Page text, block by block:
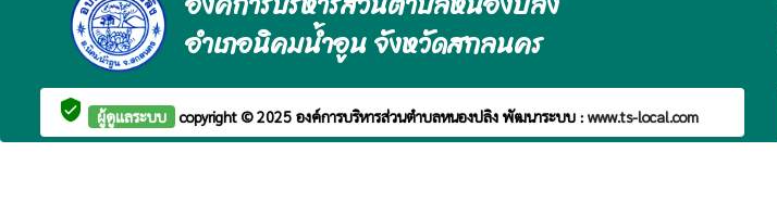
อำเภอนิคมน้ำอูน จังหวัดสกลนคร
verified_user ผู้ดูแลระบบ copyright © 2025 องค์การบริหารส่วนตำบลหนองปลิง พัฒนาระบบ : www.ts-local.com